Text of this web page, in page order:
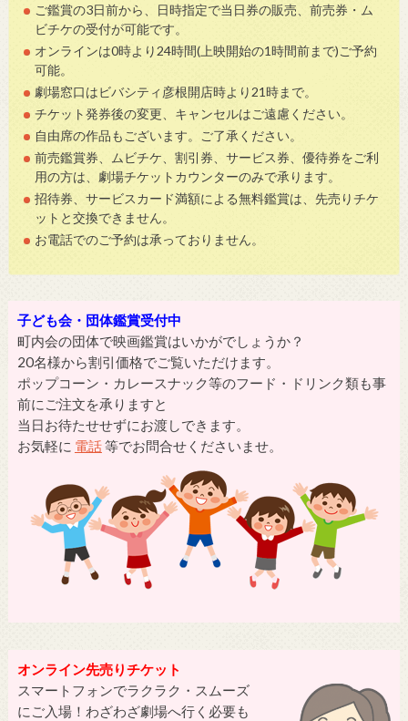
ご鑑賞の3日前から、日時指定で当日券の販売、前売券・ム
ビチケの受付が可能です。
オンラインは0時より24時間(上映開始の1時間前まで)ご予約
可能。
劇場窓口はビバシティ彦根開店時より21時まで。
チケット発券後の変更、キャンセルはご遠慮ください。
自由席の作品もございます。ご了承ください。
前売鑑賞券、ムビチケ、割引券、サービス券、優待券をご利
用の方は、劇場チケットカウンターのみで承ります。
招待券、サービスカード満額による無料鑑賞は、先売りチケ
ットと交換できません。
お電話でのご予約は承っておりません。
子ども会・団体鑑賞受付中
町内会の団体で映画鑑賞はいかがでしょうか？
20名様から割引価格でご覧いただけます。
ポップコーン・カレースナック等のフード・ドリンク類も事
前にご注文を承りますと
当日お待たせせずにお渡しできます。
お気軽に 電話等でお問合せくださいませ。
オンライン先売りチケット
スマートフォンでラクラク・スムーズ
にご入場！わざわざ劇場へ行く必要も